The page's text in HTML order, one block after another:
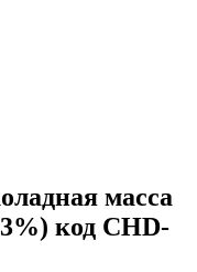
масса
код CHD-